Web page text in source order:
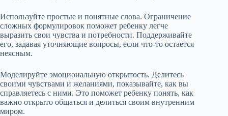
Используйте простые и понятные слова. Ограничение
сложных формулировок поможет ребенку легче
выразить свои чувства и потребности. Поддерживайте
его, задавая уточняющие вопросы, если что-то остается
неясным.
Моделируйте эмоциональную открытость. Делитесь
своими чувствами и желаниями, показывайте, как вы
справляетесь с ними. Это поможет ребенку понять, как
важно открыто общаться и делиться своим внутренним
миром.